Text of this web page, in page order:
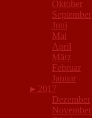
Oktober
September
Juni
Mai
April
März
Februar
Januar
► 2017
Dezember
November